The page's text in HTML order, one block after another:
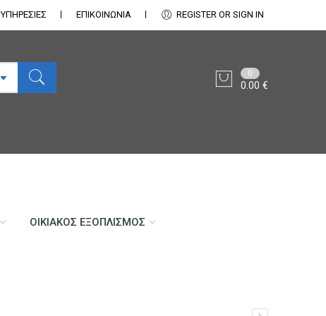
ΥΠΗΡΕΣΙΕΣ ΕΠΙΚΟΙΝΩΝΊΑ REGISTER OR SIGN IN
0
0.00€
ΟΙΚΙΑΚΌΣ ΕΞΟΠΛΙΣΜΌΣ